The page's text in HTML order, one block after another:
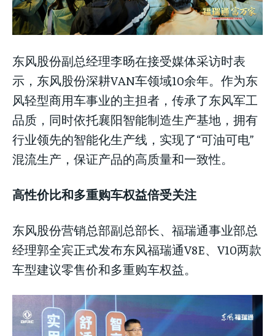
东风股份副总经理李旸在接受媒体采访时表
示，东风股份深耕VAN车领域10余年。作为东
风轻型商用车事业的主担者，传承了东风军工
品质，同时依托襄阳智能制造生产基地，拥有
行业领先的智能化生产线，实现了“可油可电”
混流生产，保证产品的高质量和一致性。
高性价比和多重购车权益倍受关注
东风股份营销总部副总部长、福瑞通事业部总
经理郭全宾正式发布东风福瑞通V8E、V10两款
车型建议零售价和多重购车权益。